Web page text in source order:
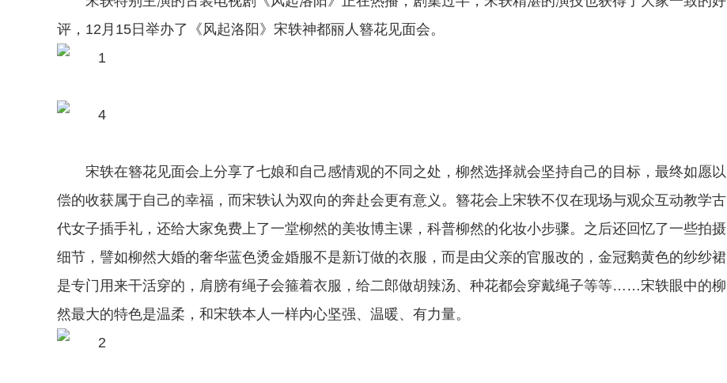
评，12月15日举办了《风起洛阳》宋轶神都丽人簪花见面会。
宋轶在簪花见面会上分享了七娘和自己感情观的不同之处，柳然选择就会坚持自己的目标，最终如愿以
偿的收获属于自己的幸福，而宋轶认为双向的奔赴会更有意义。簪花会上宋轶不仅在现场与观众互动教学古
代女子插手礼，还给大家免费上了一堂柳然的美妆博主课，科普柳然的化妆小步骤。之后还回忆了一些拍摄
细节，譬如柳然大婚的奢华蓝色烫金婚服不是新订做的衣服，而是由父亲的官服改的，金冠鹅黄色的纱纱裙
是专门用来干活穿的，肩膀有绳子会箍着衣服，给二郎做胡辣汤、种花都会穿戴绳子等等……宋轶眼中的柳
然最大的特色是温柔，和宋轶本人一样内心坚强、温暖、有力量。